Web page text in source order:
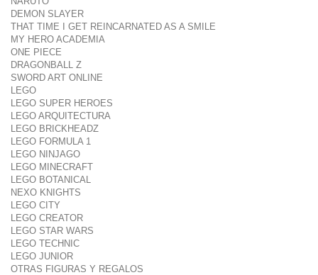
DEMON SLAYER
THAT TIME I GET REINCARNATED AS A SMILE
MY HERO ACADEMIA
ONE PIECE
DRAGONBALL Z
SWORD ART ONLINE
LEGO
LEGO SUPER HEROES
LEGO ARQUITECTURA
LEGO BRICKHEADZ
LEGO FORMULA 1
LEGO NINJAGO
LEGO MINECRAFT
LEGO BOTANICAL
NEXO KNIGHTS
LEGO CITY
LEGO CREATOR
LEGO STAR WARS
LEGO TECHNIC
LEGO JUNIOR
OTRAS FIGURAS Y REGALOS